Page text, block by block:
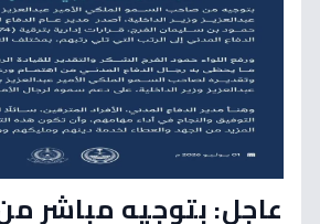
عاجل: بتوجيه مباشر من